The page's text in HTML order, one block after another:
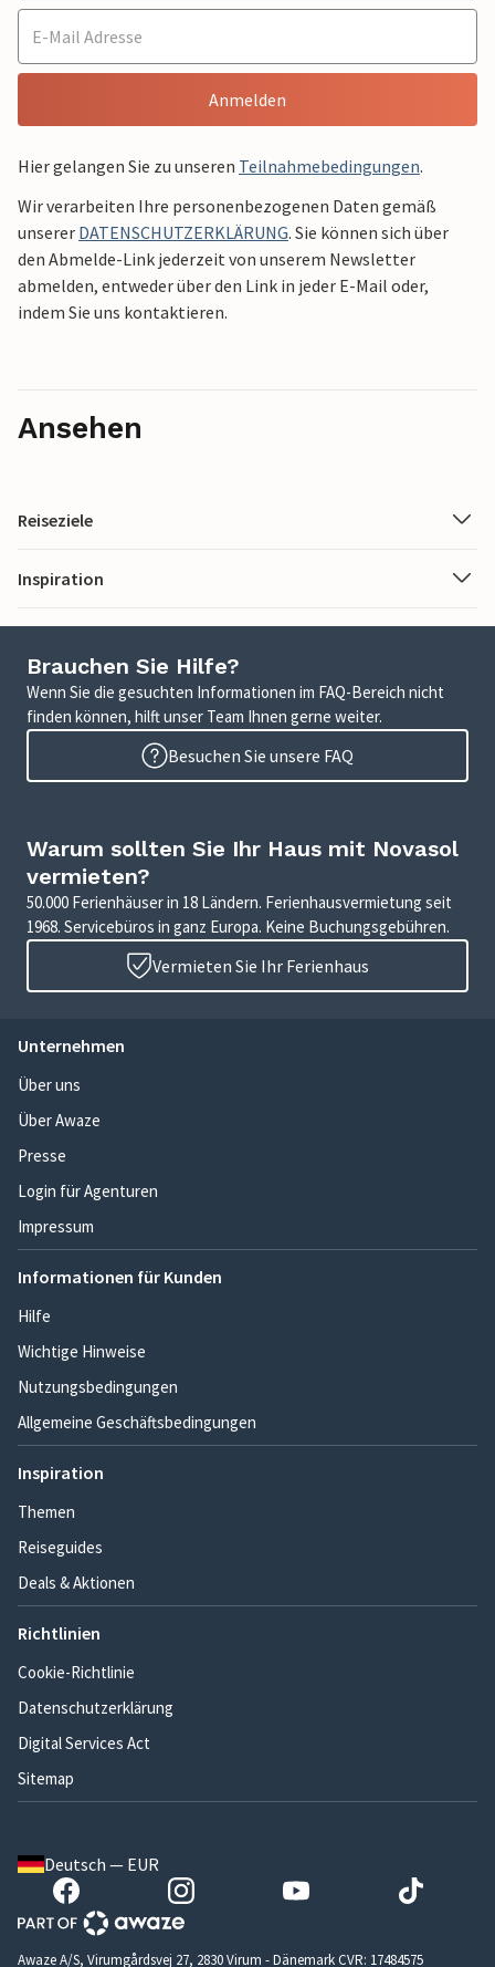
Anmelden
Hier gelangen Sie zu unseren Teilnahmebedingungen.
Wir verarbeiten Ihre personenbezogenen Daten gemäß
unserer DATENSCHUTZERKLÄRUNG. Sie können sich über
den Abmelde-Link jederzeit von unserem Newsletter
abmelden, entweder über den Link in jeder E-Mail oder,
indem Sie uns kontaktieren.
Ansehen
Reiseziele
Inspiration
Brauchen Sie Hilfe?
Wenn Sie die gesuchten Informationen im FAQ-Bereich nicht
finden können, hilft unser Team Ihnen gerne weiter.
Besuchen Sie unsere FAQ
Warum sollten Sie Ihr Haus mit Novasol
vermieten?
50.000 Ferienhäuser in 18 Ländern. Ferienhausvermietung seit
1968. Servicebüros in ganz Europa. Keine Buchungsgebühren.
Vermieten Sie Ihr Ferienhaus
Unternehmen
Über uns
Über Awaze
Presse
Login für Agenturen
Impressum
Informationen für Kunden
Hilfe
Wichtige Hinweise
Nutzungsbedingungen
Allgemeine Geschäftsbedingungen
Inspiration
Themen
Reiseguides
Deals & Aktionen
Richtlinien
Cookie-Richtlinie
Datenschutzerklärung
Digital Services Act
Sitemap
Deutsch — EUR
Awaze A/S, Virumgårdsvej 27, 2830 Virum - Dänemark CVR: 17484575